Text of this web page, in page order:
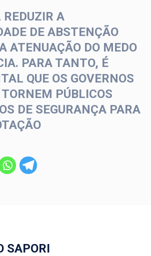
REDUZIR A
DE ABSTENÇÃO
ATENUAÇÃO DO MEDO
PARA TANTO, É
QUE OS GOVERNOS
PÚBLICOS
DE SEGURANÇA PARA
SAPORI